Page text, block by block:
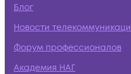
Блог
Новости
Форум профессионалов
Академия НАГ